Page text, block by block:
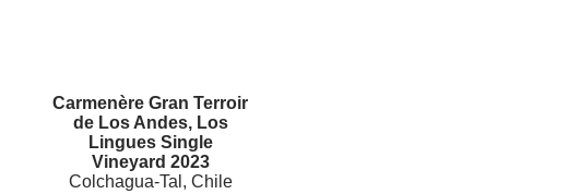
Carmenère Gran Terroir
de Los Andes, Los
Lingues Single
Vineyard 2023
Colchagua-Tal, Chile